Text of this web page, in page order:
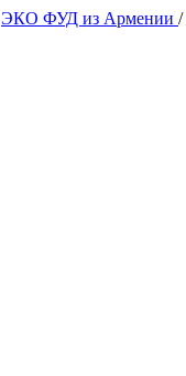
ЭКО ФУД из Армении /